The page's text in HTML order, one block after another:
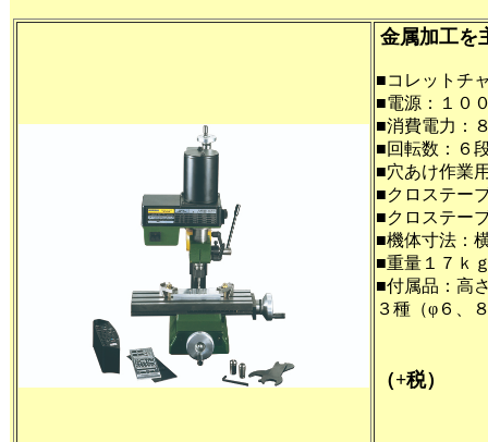
金属加工を
■コレットチ
■電源：１０
■消費電力：
■回転数：６
■穴あけ作業
■クロステー
■クロステー
■機体寸法：
■重量１７ｋ
■付属品：高
３種（φ６、
（+税）